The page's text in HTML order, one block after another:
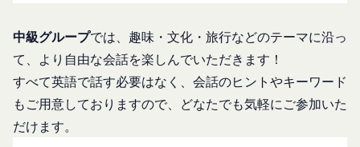
中級グループでは、趣味・文化・旅行などのテーマに沿っ
て、より自由な会話を楽しんでいただきます！
すべて英語で話す必要はなく、会話のヒントやキーワード
もご用意しておりますので、どなたでも気軽にご参加いた
だけます。
Cookie（クッキー）について
当社は、お客様にとってより使いやすく、より価値
ある情報を提供するためにCookie(以下「クッキ
ー」といいます。これに類似の技術を含みます。)
を使用することがあります。
クッキーは、ウェブサイトを利用されたときにご利
ものです。
当社が、当社ウェブサイト上に本サービスに関する
個別規定や追加規定を掲載する場合、又は第11条
に定める方法により本サービスに関するルール等を
発信する場合、それらは本規約の一部を構成するも
のとし、個別規定、追加規定又はルール等が本規約